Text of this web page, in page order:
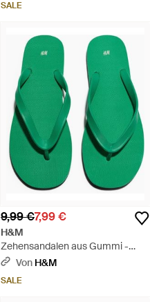
SALE
9,99 €7,99 €
H&M
Zehensandalen aus Gummi -
GrünVon H&M
SALE